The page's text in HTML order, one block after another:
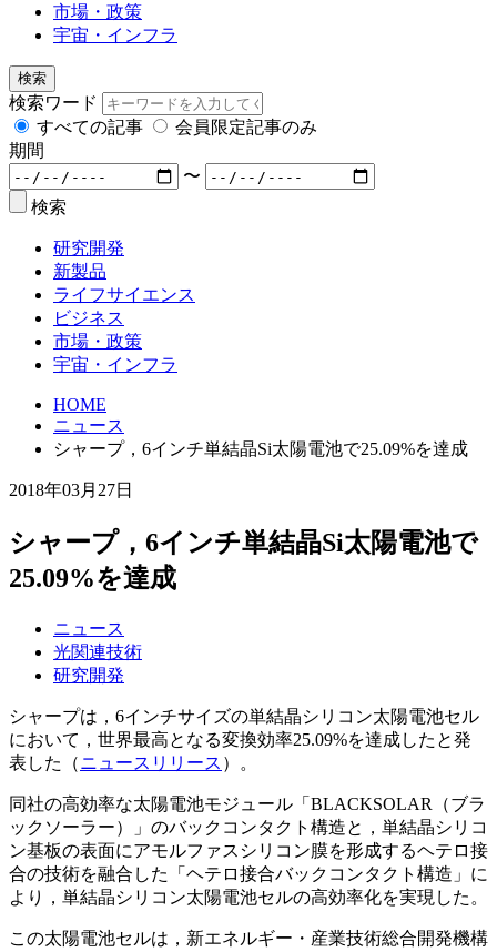
市場・政策
宇宙・インフラ
検索
検索ワード
すべての記事
会員限定記事のみ
期間
〜
検索
研究開発
新製品
ライフサイエンス
ビジネス
市場・政策
宇宙・インフラ
HOME
ニュース
シャープ，6インチ単結晶Si太陽電池で25.09%を達成
2018年03月27日
シャープ，6インチ単結晶Si太陽電池で
25.09%を達成
ニュース
光関連技術
研究開発
シャープは，6インチサイズの単結晶シリコン太陽電池セル
において，世界最高となる変換効率25.09%を達成したと発
表した（ニュースリリース ）。
同社の高効率な太陽電池モジュール「BLACKSOLAR（ブラ
ックソーラー）」のバックコンタクト構造と，単結晶シリコ
ン基板の表面にアモルファスシリコン膜を形成するヘテロ接
合の技術を融合した「ヘテロ接合バックコンタクト構造」に
より，単結晶シリコン太陽電池セルの高効率化を実現した。
この太陽電池セルは，新エネルギー・産業技術総合開発機構